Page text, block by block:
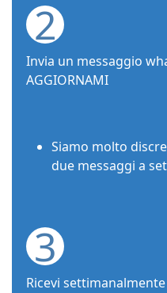
2
Invia un messaggio
AGGIORNAMI
Siamo molto
due messaggi a
3
Ricevi